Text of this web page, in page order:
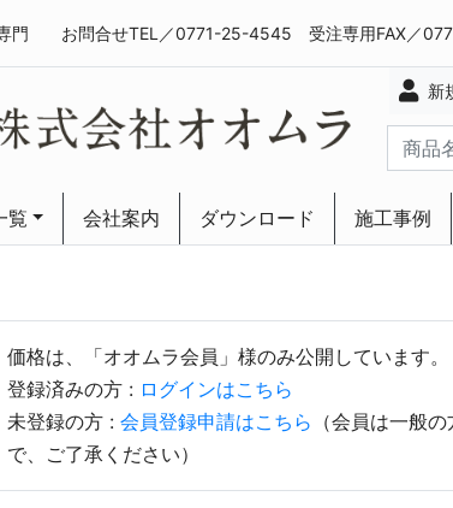
門 お問合せTEL／0771-25-4545 受注専用FAX／
新
覧 会社案内 ダウンロード 施工事例
価格は、「オオムラ会員」様のみ公開しています。
登録済みの方 : ログインはこちら
未登録の方 : 会員登録申請はこちら （会員は一般
で、ご了承ください）